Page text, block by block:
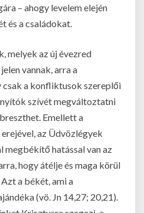
– ahogy levelem elején
és a családokat.
melyek az új évezred
vannak, arra a
a konfliktusok szereplői
szívét megváltoztatni
Emellett a
az Üdvözlégyek
megbékítő hatással van az
hogy átélje és maga körül
a békét, ami a
(vö. Jn 14,27; 20,21).